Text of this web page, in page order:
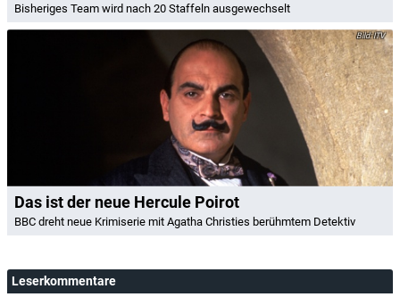
Bisheriges Team wird nach 20 Staffeln ausgewechselt
ITV
Das ist der neue Hercule Poirot
BBC dreht neue Krimiserie mit Agatha Christies berühmtem Detektiv
Leserkommentare